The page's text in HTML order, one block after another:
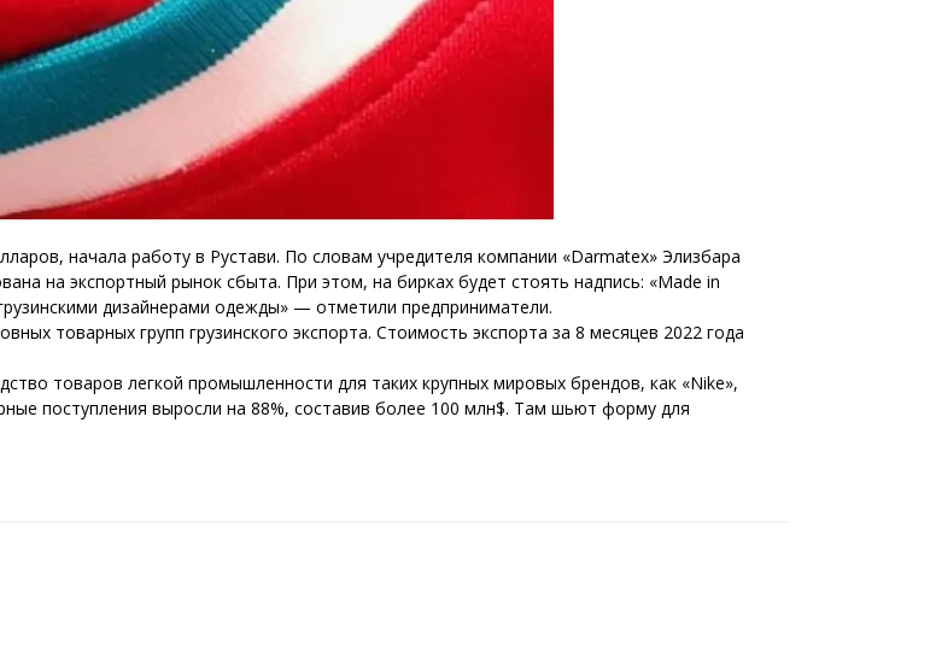
начала работу в Рустави. По словам учредителя компании «Darmatex» Элизбара
на экспортный рынок сбыта. При этом, на бирках будет стоять надпись: «Made in
дизайнерами одежды» — отметили предприниматели.
товарных групп грузинского экспорта. Стоимость экспорта за 8 месяцев 2022 года
товаров легкой промышленности для таких крупных мировых брендов, как «Nike»,
поступления выросли на 88%, составив более 100 млн$. Там шьют форму для